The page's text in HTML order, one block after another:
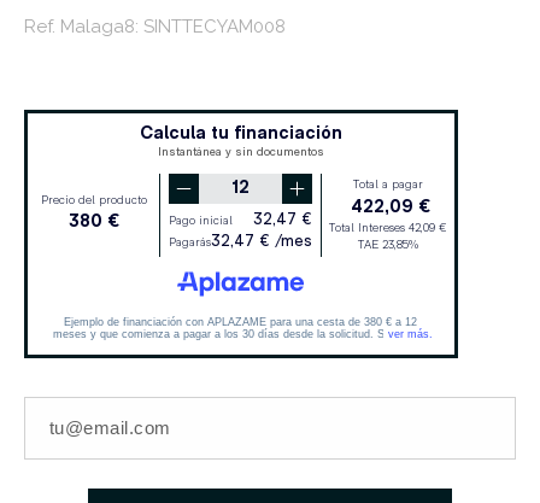
Ref. Malaga8: SINTTECYAM008